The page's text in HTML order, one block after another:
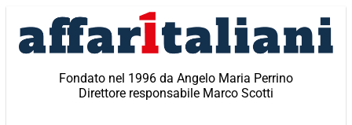
contenuto
Fondato nel 1996 da Angelo Maria Perrino
Direttore responsabile Marco Scotti